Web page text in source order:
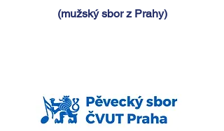
(mužský sbor z Prahy)